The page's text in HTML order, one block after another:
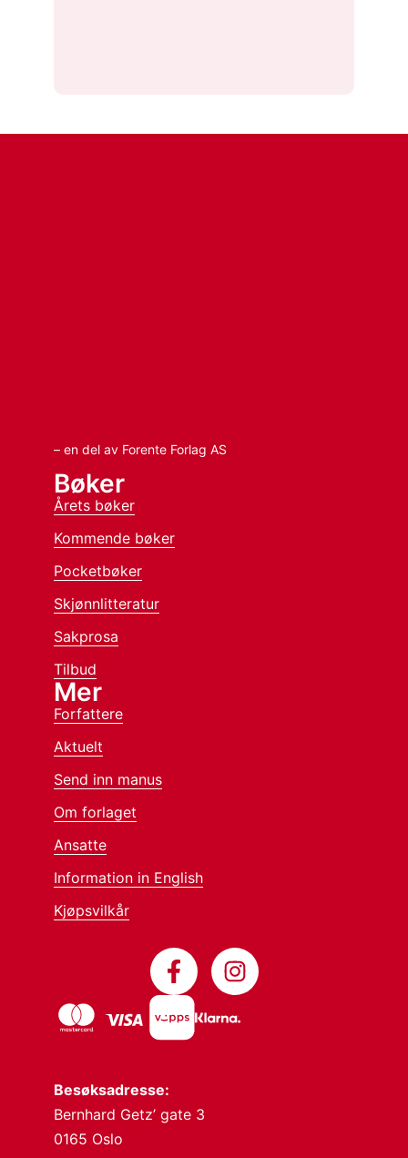
– en del av Forente Forlag AS
Besøksadresse:
Bernhard Getz’ gate 3
0165 Oslo
Bøker
Årets bøker
Kommende bøker
Pocketbøker
Skjønnlitteratur
Sakprosa
Tilbud
Mer
Forfattere
Aktuelt
Send inn manus
Om forlaget
Ansatte
Information in English
Kjøpsvilkår